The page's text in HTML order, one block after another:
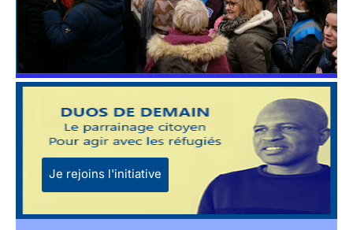
Je rejoins l'initiative